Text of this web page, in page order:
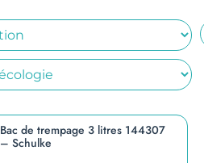
Bac de trempage 3 litres 144307
– Schulke